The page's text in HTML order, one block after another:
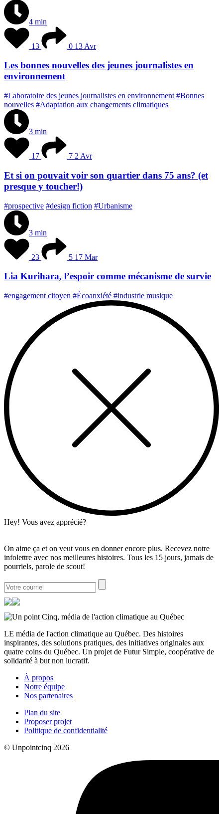
4 min
13 0 13 Avr
Les bonnes nouvelles des jeunes journalistes en
environnement
#Laboratoire des jeunes journalistes en environnement #Bonnes
nouvelles #Adaptation aux changements climatiques
3 min
17 7 2 Avr
Et si on pouvait voir son quartier dans 75 ans? (et
presque y toucher!)
#prospective #design fiction #Urbanisme
3 min
23 5 17 Mar
Lia Kurihara, l’espoir comme mécanisme de survie
#engagement citoyen #Écoanxiété #industrie musique
Hey! Vous avez apprécié?
On aime ça et on veut vous en donner encore plus. Recevez notre
infolettre avec nos meilleures histoires. Tous les 15 jours, jamais de
pourriels, parole de scout!
LE média de l'action climatique au Québec. Des histoires
inspirantes, des solutions pratiques, des initiatives originales aux
quatre coins du Québec. Un projet de Futur Simple, coopérative de
solidarité à but non lucratif.
À propos
Notre équipe
Nos partenaires
Plan du site
Proposer projet
Politique de confidentialité
© Unpointcinq 2026